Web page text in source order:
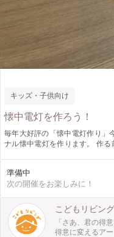
キッズ・子供向け
懐中電灯を作ろう！
毎年大好評の「懐中電灯作り」今年も開催します
ナル懐中電灯を作ります。 作
をしてオリジナルに仕上げます
ぜひご参加ください。
準備中
次の開催をお楽しみに！
こどもリビング
「さあ、君の得
得意に変えるア